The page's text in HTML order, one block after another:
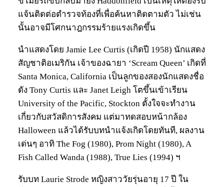
แจ้นติดต่อตำรวจท้องที่เพื่อค้นหาติดตามตัว ไม่เช่น
นั้นอาจมีโศกนาฎกรรมร้ายแรงเกิดขึ้น
นำแสดงโดย Jamie Lee Curtis (เกิดปี 1958) นักแสดง
สัญชาติอเมริกัน เจ้าของฉายา ‘Scream Queen’ เกิดที่
Santa Monica, California เป็นลูกของสองนักแสดงชื่อ
ดัง Tony Curtis และ Janet Leigh โตขึ้นเข้าเรียน
University of the Pacific, Stockton ตั้งใจจะทำงาน
เกี่ยวกับสวัสดิการสังคม แต่มาทดสอบหน้ากล้อง
Halloween แล้วได้รับบทนำแจ้งเกิดโดยทันที, ผลงาน
เด่นๆ อาทิ The Fog (1980), Prom Night (1980), A
Fish Called Wanda (1988), True Lies (1994) ฯ
รับบท Laurie Strode หญิงสาววัยรุ่นอายุ 17 ปี ใน